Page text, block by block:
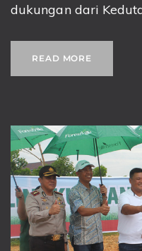
dukungan dari
READ MORE